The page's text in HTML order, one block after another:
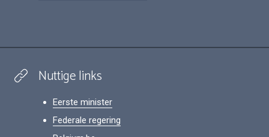
Nuttige links
Eerste minister
Federale regering